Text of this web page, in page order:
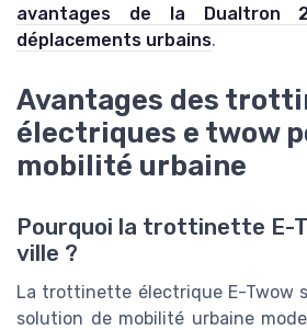
avantages de la Dualtron
déplacements urbains.
Avantages des
électriques e twow
mobilité urbaine
Pourquoi la trottinette E-
ville ?
La trottinette électrique E-Twow
solution de mobilité urbaine